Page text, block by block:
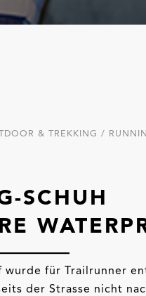
& TREKKING /
SCHUH
für Trailrunner
der Strasse nicht